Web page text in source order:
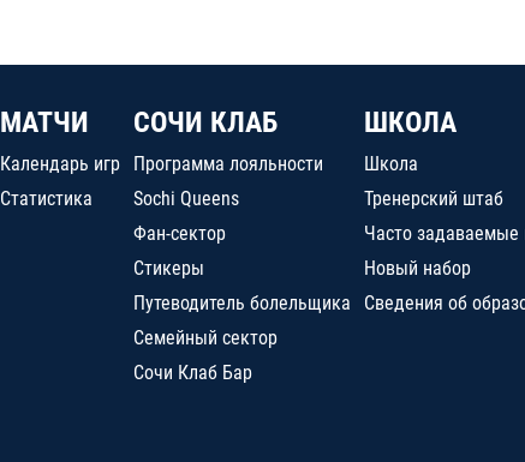
МАТЧИ
Календарь игр
Статистика
СОЧИ КЛАБ
Программа лояльности
Sochi Queens
Фан-сектор
Стикеры
Путеводитель болельщика
Семейный сектор
Сочи Клаб Бар
ШКОЛА
Школа
Тренерский штаб
Часто задаваемые
Новый набор
Сведения об